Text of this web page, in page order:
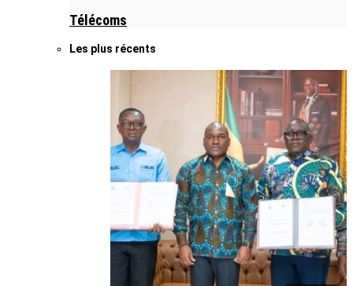
Télécoms
Les plus récents